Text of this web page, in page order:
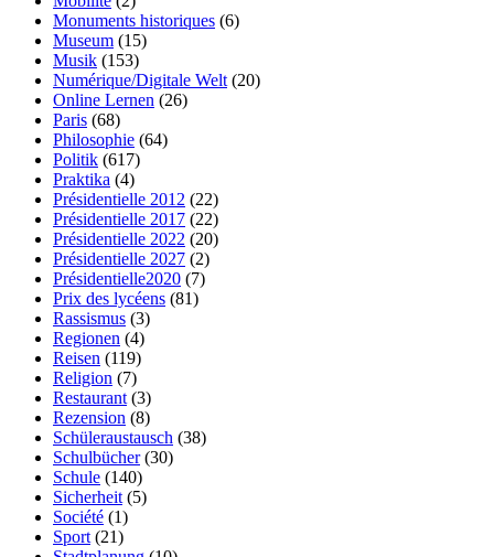
Monuments historiques (6)
Museum (15)
Musik (153)
Numérique/Digitale Welt (20)
Online Lernen (26)
Paris (68)
Philosophie (64)
Politik (617)
Praktika (4)
Présidentielle 2012 (22)
Présidentielle 2017 (22)
Présidentielle 2022 (20)
Présidentielle 2027 (2)
Présidentielle2020 (7)
Prix des lycéens (81)
Rassismus (3)
Regionen (4)
Reisen (119)
Religion (7)
Restaurant (3)
Rezension (8)
Schüleraustausch (38)
Schulbücher(30)
Schule (140)
Sicherheit (5)
Société (1)
Sport (21)